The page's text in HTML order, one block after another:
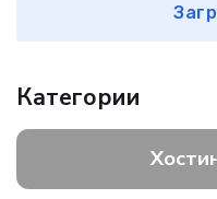
Категории